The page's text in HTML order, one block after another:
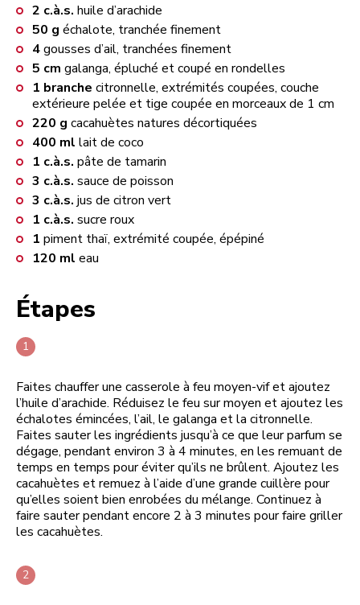
2 c.à.s. huile d’arachide
50 g échalote, tranchée finement
4gousses d’ail, tranchées finement
5 cm galanga, épluché et coupé en rondelles
1 branche citronnelle, extrémités coupées, couche
extérieure pelée et tige coupée en morceaux de 1 cm
220 g cacahuètes natures décortiquées
400 ml lait de coco
1 c.à.s. pâte de tamarin
3 c.à.s. sauce de poisson
3 c.à.s. jus de citron vert
1 c.à.s. sucre roux
1 piment thaï, extrémité coupée, épépiné
120 ml eau
Étapes
Faites chauffer une casserole à feu moyen-vif et ajoutez
l’huile d’arachide. Réduisez le feu sur moyen et ajoutez les
échalotes émincées, l’ail, le galanga et la citronnelle.
Faites sauter les ingrédients jusqu’à ce que leur parfum se
dégage, pendant environ 3 à 4 minutes, en les remuant de
temps en temps pour éviter qu’ils ne brûlent. Ajoutez les
cacahuètes et remuez à l’aide d’une grande cuillère pour
qu’elles soient bien enrobées du mélange. Continuez à
faire sauter pendant encore 2 à 3 minutes pour faire griller
les cacahuètes.